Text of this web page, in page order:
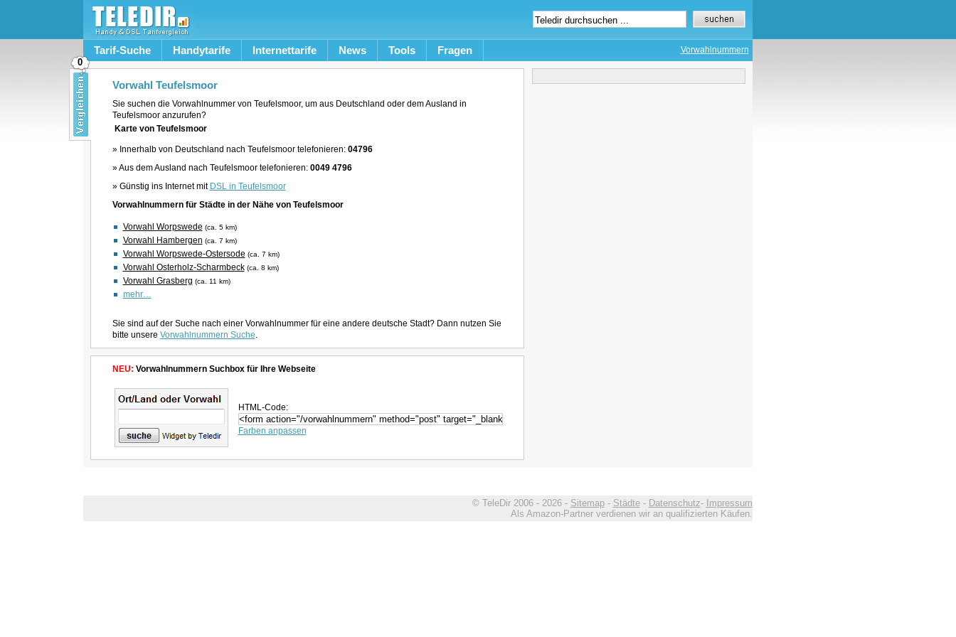
Tarif-Suche Handytarife Internettarife News Tools Fragen Vorwahlnummern
Vorwahl Teufelsmoor
Sie suchen die Vorwahlnummer von Teufelsmoor, um aus Deutschland oder dem Ausland in
Teufelsmoor anzurufen?
Karte von Teufelsmoor
» Innerhalb von Deutschland nach Teufelsmoor telefonieren: 04796
» Aus dem Ausland nach Teufelsmoor telefonieren: 0049 4796
» Günstig ins Internet mit DSL in Teufelsmoor
Vorwahlnummern für Städte in der Nähe von Teufelsmoor
Vorwahl Worpswede (ca. 5 km)
Vorwahl Hambergen (ca. 7 km)
Vorwahl Worpswede-Ostersode (ca. 7 km)
Vorwahl Osterholz-Scharmbeck (ca. 8 km)
Vorwahl Grasberg (ca. 11 km)
mehr…
Sie sind auf der Suche nach einer Vorwahlnummer für eine andere deutsche Stadt? Dann nutzen Sie
bitte unsere Vorwahlnummern Suche.
NEU: Vorwahlnummern Suchbox für Ihre Webseite
HTML-Code:
Farben anpassen
© TeleDir 2006 - 2026 - Sitemap- Städte- Datenschutz- Impressum
Als Amazon-Partner verdienen wir an qualifizierten Käufen.
0